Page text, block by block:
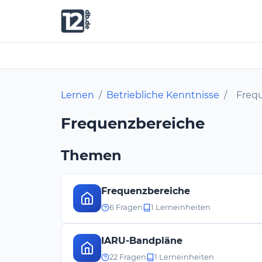
Lernen / Betriebliche Kenntnisse /
Frequenzbereiche
Themen
Frequenzbereiche
6 Fragen 1 Lerneinheiten
IARU-Bandpläne
22 Fragen 1 Lerneinheiten